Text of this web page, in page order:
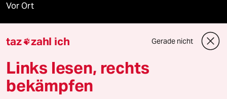
Vor Ort
taz lab 2027
taz zahl ich Gerade nicht
Links lesen, rechts
bekämpfen